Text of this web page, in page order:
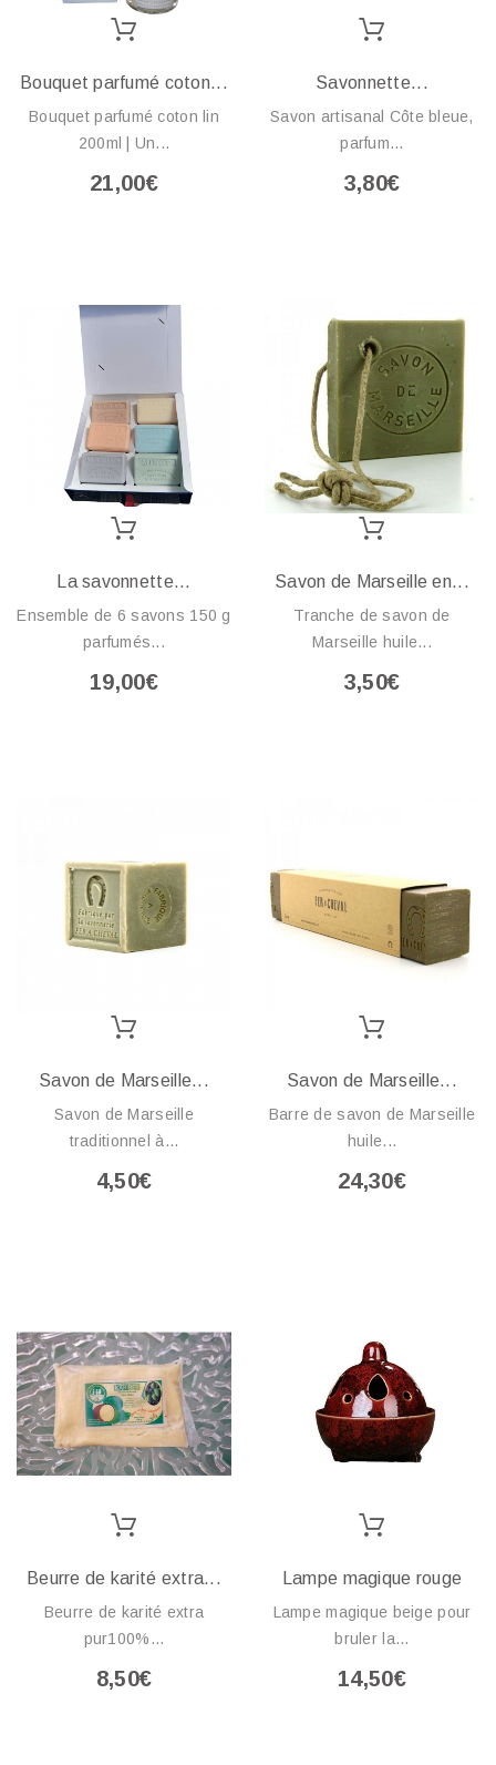
Bouquet parfumé coton...
Bouquet parfumé coton lin
200ml | Un...
21,00€
Savonnette...
Savon artisanal Côte bleue,
parfum...
3,80€
La savonnette...
Ensemble de 6 savons 150 g
parfumés...
19,00€
Savon de Marseille en...
Tranche de savon de
Marseille huile...
3,50€
Savon de Marseille...
Savon de Marseille
traditionnel à...
4,50€
Savon de Marseille...
Barre de savon de Marseille
huile...
24,30€
Beurre de karité extra...
Beurre de karité extra
pur100%...
8,50€
Lampe magique rouge
Lampe magique beige pour
bruler la...
14,50€